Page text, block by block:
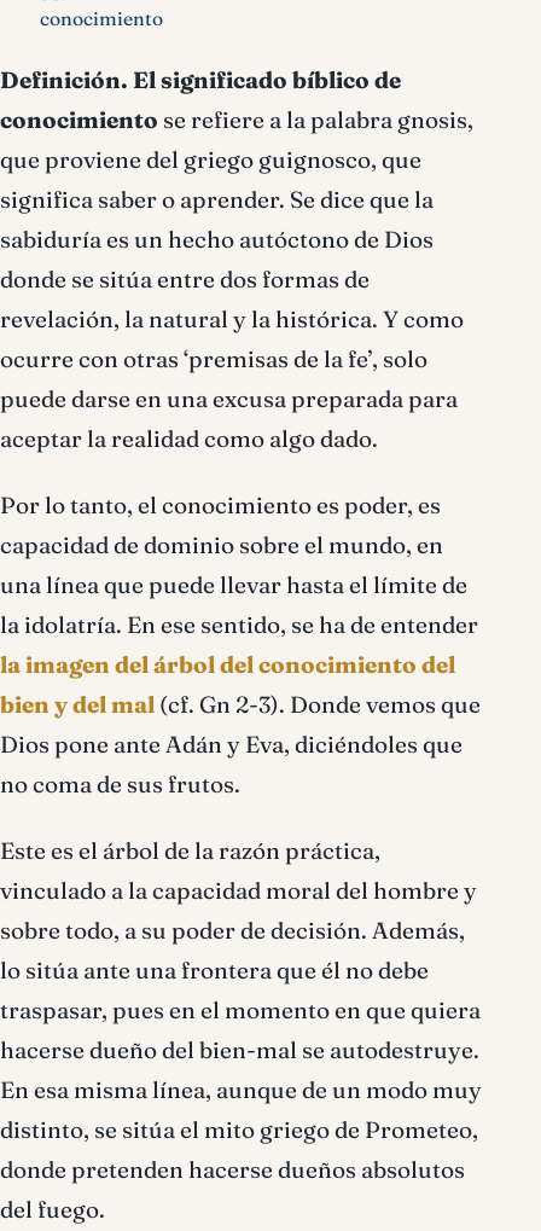
conocimiento
Definición. El significado bíblico de
conocimiento se refiere a la palabra gnosis,
que proviene del griego guignosco, que
significa saber o aprender. Se dice que la
sabiduría es un hecho autóctono de Dios
donde se sitúa entre dos formas de
revelación, la natural y la histórica. Y como
ocurre con otras ‘premisas de la fe’, solo
puede darse en una excusa preparada para
aceptar la realidad como algo dado.
Por lo tanto, el conocimiento es poder, es
capacidad de dominio sobre el mundo, en
una lí­nea que puede llevar hasta el lí­mite de
la idolatría. En ese sentido, se ha de entender
la imagen del árbol del conocimiento del
bien y del mal (cf. Gn 2-3). Donde vemos que
Dios pone ante Adán y Eva, diciéndoles que
no coma de sus frutos.
Este es el árbol de la razón práctica,
vinculado a la capacidad moral del hombre y
sobre todo, a su poder de decisión. Además,
lo sitúa ante una frontera que él no debe
traspasar, pues en el momento en que quiera
hacerse dueño del bien-mal se autodestruye.
En esa misma lí­nea, aunque de un modo muy
distinto, se sitúa el mito griego de Prometeo,
donde pretenden hacerse dueños absolutos
del fuego.